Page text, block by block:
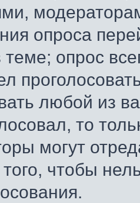
опроса
опрос
любой из
то
могут
чтобы